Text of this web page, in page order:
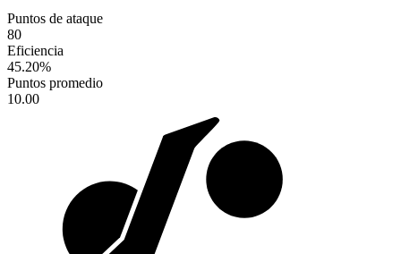
Puntos de ataque
80
Eficiencia
45.20%
Puntos promedio
10.00